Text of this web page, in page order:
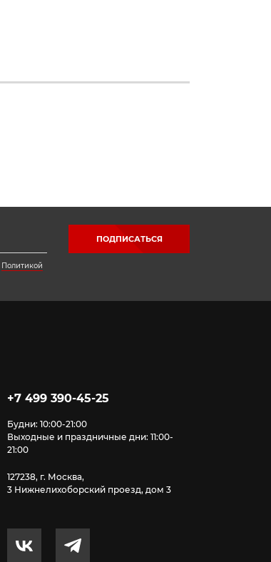
Политикой
ПОДПИСАТЬСЯ
+7 499 390-45-25
Будни: 10:00-21:00
Выходные и праздничные дни: 11:00-
21:00
127238, г. Москва,
3 Нижнелихоборский проезд, дом 3